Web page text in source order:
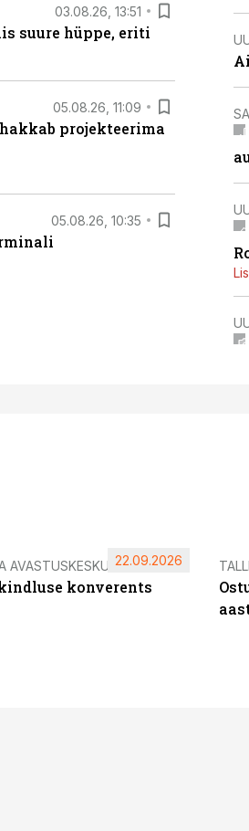
03.08.26, 13:51
suure hüppe, eriti
05.08.26, 11:09
projekteerima
05.08.26, 10:35
AVASTUSKESKUS
konverents
22.09.2026